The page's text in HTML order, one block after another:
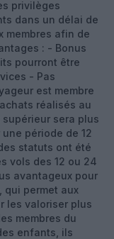
privilèges
dans un délai de
membres afin de
: - Bonus
pourront être
- Pas
est membre
réalisés au
sera plus
période de 12
statuts ont été
vols des 12 ou 24
avantageux pour
qui permet aux
les valoriser plus
membres du
enfants, ils